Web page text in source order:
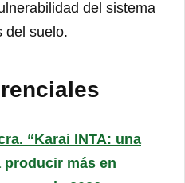
del sistema
del suelo.
“Karai INTA: una
producir más en